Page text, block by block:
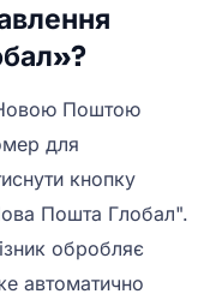
Поштою
для
кнопку
Пошта Глобал".
обробляє
автоматично